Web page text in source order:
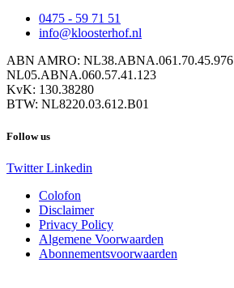
0475 - 59 71 51
info@kloosterhof.nl
ABN AMRO: NL38.ABNA.061.70.45.976
NL05.ABNA.060.57.41.123
KvK: 130.38280
BTW: NL8220.03.612.B01
Follow us
Twitter Linkedin
Colofon
Disclaimer
Privacy Policy
Algemene Voorwaarden
Abonnementsvoorwaarden